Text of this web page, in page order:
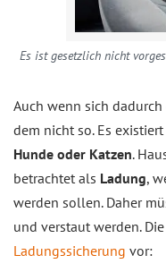
Es ist gesetzlich nicht
Auch wenn sich
dem nicht so. Es existiert
Hunde oder Katzen.
betrachtet als Ladung,
werden sollen. Daher
und verstaut werden. Die
Ladungssicherung vor: